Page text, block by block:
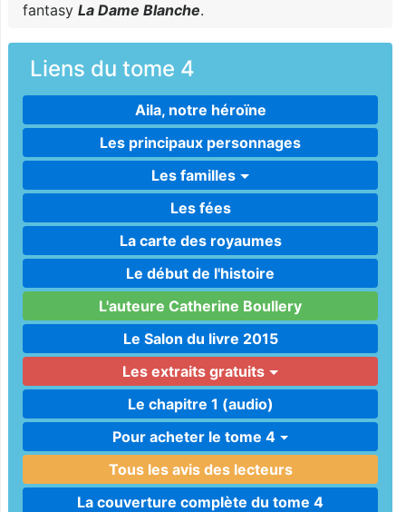
fantasy La Dame Blanche.
Liens du tome 4
Aila, notre héroïne
Les principaux personnages
Les familles
Les fées
La carte des royaumes
Le début de l'histoire
L'auteure Catherine Boullery
Le Salon du livre 2015
Les extraits gratuits
Le chapitre 1 (audio)
Pour acheter le tome 4
Tous les avis des lecteurs
La couverture complète du tome 4